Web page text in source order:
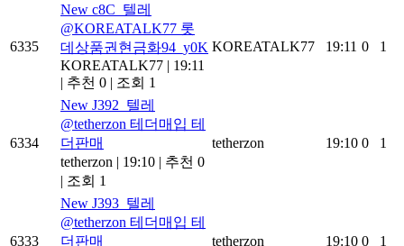
6335
New c8C_텔레
@KOREATALK77 롯
데상품권현금화94_y0K
KOREATALK77 | 19:11
| 추천 0 | 조회 1
KOREATALK77 19:11 0 1
6334
New J392_텔레
@tetherzon 테더매입 테
더판매
tetherzon | 19:10 | 추천 0
| 조회 1
tetherzon 19:10 0 1
6333
New J393_텔레
@tetherzon 테더매입 테
더판매
tetherzon 19:10 0 1